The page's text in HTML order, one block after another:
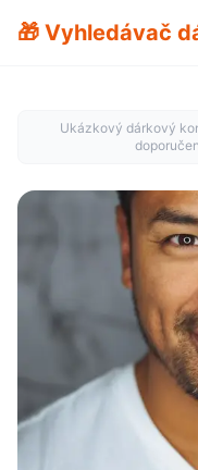
🎁 Vyhledávač
Ukázkový dárkový